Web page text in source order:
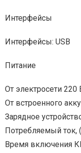
Интерфейсы
Интерфейсы: USB
Питание
От электросети 220
От встроенного
Зарядное
Потребляемый ток,
Время включения